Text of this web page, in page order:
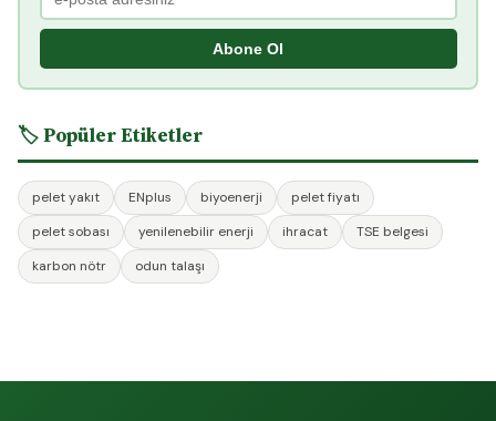
Abone Ol
🏷️ Popüler Etiketler
pelet yakıt ENplus biyoenerji
pelet fiyatı
pelet sobası
yenilenebilir enerji ihracat
TSE belgesi
karbon nötr
odun talaşı